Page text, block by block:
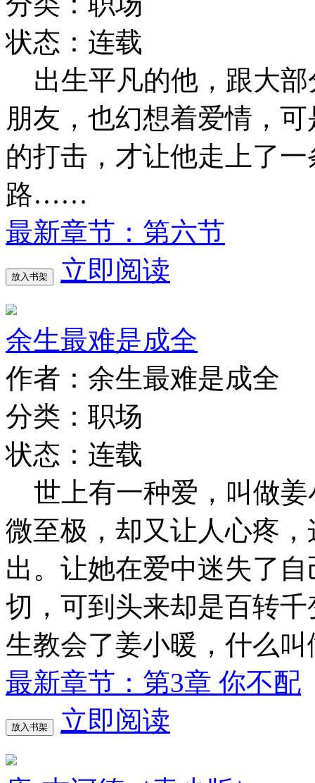
状态：连载
出生平凡的他，跟大部
朋友，也幻想着爱情，
的打击，才让他走上了
路……
最新章节：第六节
放入书架 立即阅读
余生最难是成全
作者：余生最难是成全
分类：职场
状态：连载
世上有一种爱，叫做姜
微至极，却又让人心疼
出。让她在爱中迷失了
切，可到头来却是百转
生教会了姜小暖，什么
最新章节：第3章 你不配
放入书架 立即阅读